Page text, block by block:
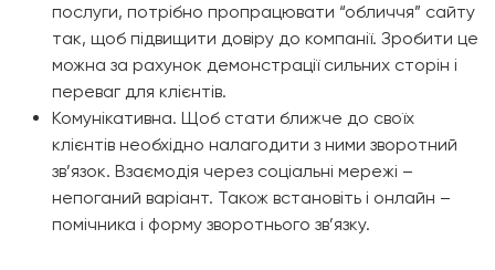
послуги, потрібно пропрацювати “обличчя” сайту
так, щоб підвищити довіру до компанії. Зробити це
можна за рахунок демонстрації сильних сторін і
переваг для клієнтів.
Комунікативна. Щоб стати ближче до своїх
клієнтів необхідно налагодити з ними зворотний
зв’язок. Взаємодія через соціальні мережі –
непоганий варіант. Також встановіть і онлайн –
помічника і форму зворотнього зв’язку.